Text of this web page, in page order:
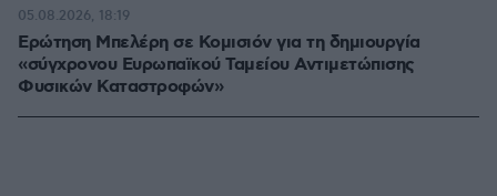
Ερώτηση Μπελέρη σε Κομισιόν για τη δημιουργία
«σύγχρονου Ευρωπαϊκού Ταμείου Αντιμετώπισης
Φυσικών Καταστροφών»
05.08.2026, 18:19